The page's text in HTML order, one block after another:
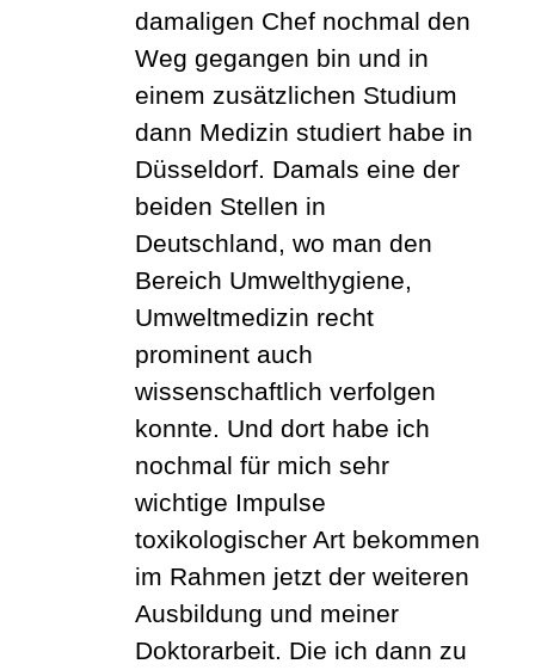
damaligen Chef nochmal den
Weg gegangen bin und in
einem zusätzlichen Studium
dann Medizin studiert habe in
Düsseldorf. Damals eine der
beiden Stellen in
Deutschland, wo man den
Bereich Umwelthygiene,
Umweltmedizin recht
prominent auch
wissenschaftlich verfolgen
konnte. Und dort habe ich
nochmal für mich sehr
wichtige Impulse
toxikologischer Art bekommen
im Rahmen jetzt der weiteren
Ausbildung und meiner
Doktorarbeit. Die ich dann zu